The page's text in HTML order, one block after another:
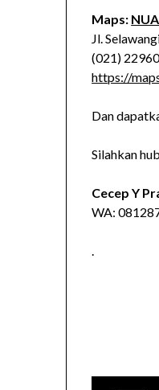
Maps:
Jl.
(021)
https://
Dan
Silahkan
Cecep Y
WA:
.